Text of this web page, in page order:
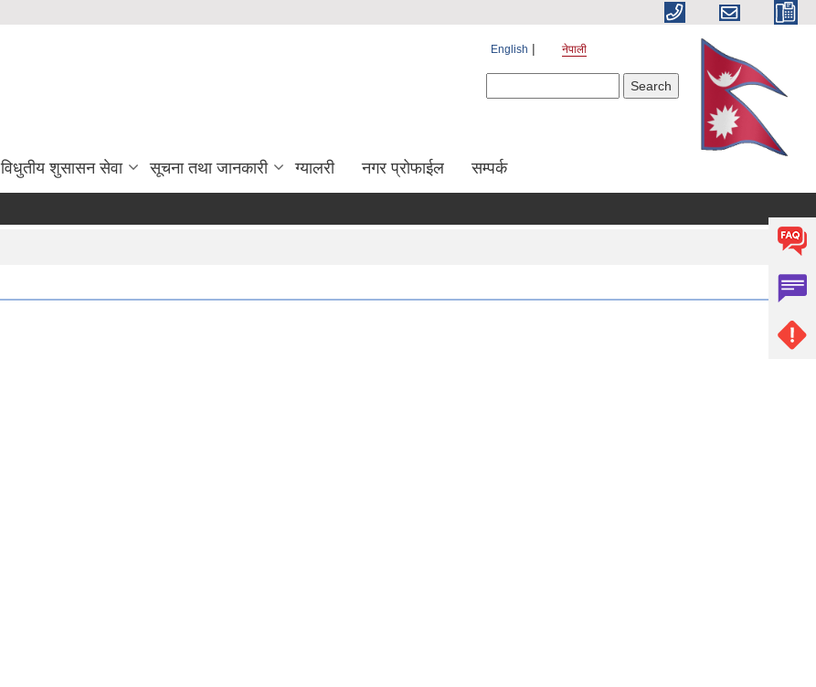
English नेपाली
विधुतीय शुसासन सेवा सूचना तथा जानकारी ग्यालरी नगर प्रोफाईल सम्पर्क